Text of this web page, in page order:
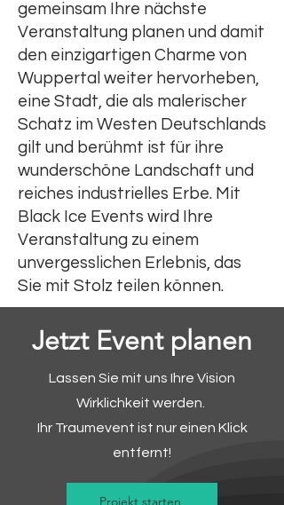
gemeinsam Ihre nächste
Veranstaltung planen und damit
den einzigartigen Charme von
Wuppertal weiter hervorheben,
eine Stadt, die als malerischer
Schatz im Westen Deutschlands
gilt und berühmt ist für ihre
wunderschöne Landschaft und
reiches industrielles Erbe. Mit
Black Ice Events wird Ihre
Veranstaltung zu einem
unvergesslichen Erlebnis, das
Sie mit Stolz teilen können.
Jetzt Event planen
Lassen Sie mit uns Ihre Vision
Wirklichkeit werden.
Ihr Traumevent ist nur einen Klick
entfernt!
Projekt starten